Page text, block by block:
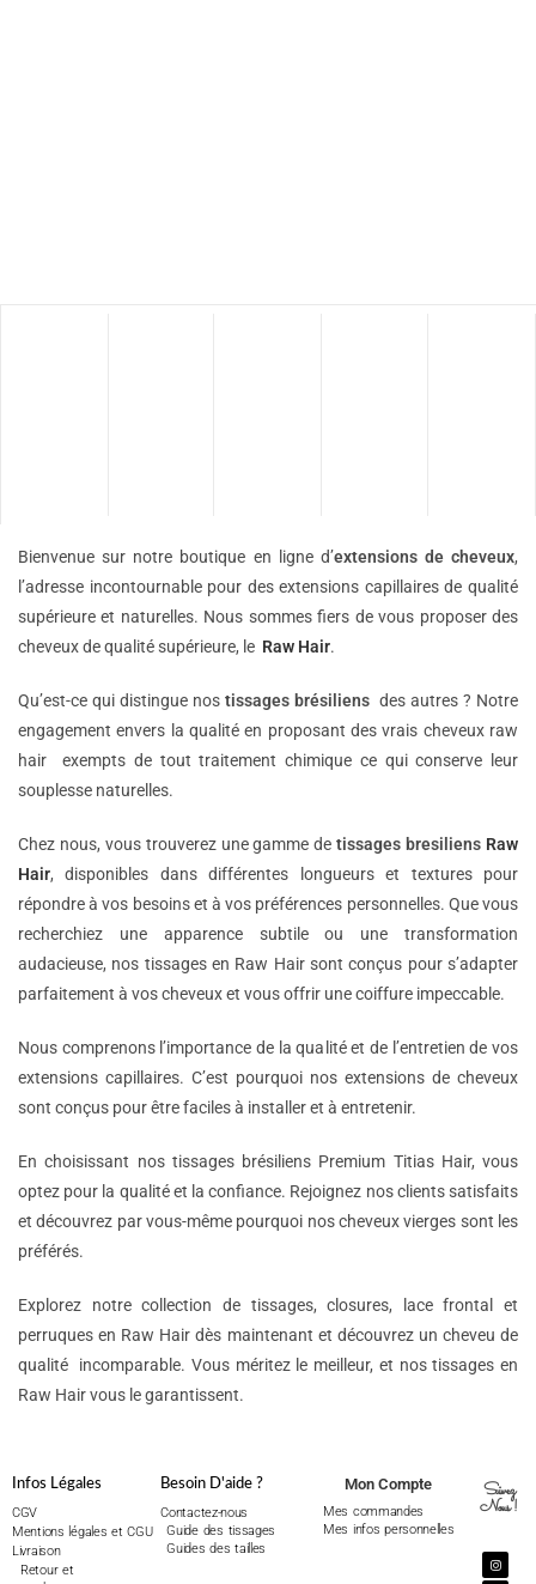
Bienvenue sur notre boutique en ligne d’extensions decheveux,
l’adresse incontournable pour des extensions capillaires de qualité
supérieure et naturelles. Nous sommes fiers de vous proposer des
cheveux de qualité supérieure, le Raw Hair.
Qu’est-ce qui distingue nos tissages brésiliens des autres ? Notre
engagement envers la qualité en proposant des vrais cheveux raw
hair exempts de tout traitement chimique ce qui conserve leur
souplesse naturelles.
Chez nous, vous trouverez une gamme detissages bresiliens Raw
Hair, disponibles dans différentes longueurs et textures pour
répondre à vos besoins et à vos préférences personnelles. Que vous
recherchiez une apparence subtile ou une transformation
audacieuse, nos tissages en Raw Hair sont conçus pour s’adapter
parfaitement à vos cheveux et vous offrir une coiffure impeccable.
Nous comprenons l’importance de la qualité et de l’entretien de vos
extensions capillaires. C’est pourquoi nos extensions de cheveux
sont conçus pour être faciles à installer et à entretenir.
En choisissant nos tissages brésiliens Premium Titias Hair, vous
optez pour la qualité et la confiance. Rejoignez nos clients satisfaits
et découvrez par vous-même pourquoi nos cheveux vierges sont les
préférés.
Explorez notre collection de tissages, closures, lace frontal et
perruques en Raw Hair dès maintenant et découvrez un cheveu de
qualité incomparable. Vous méritez le meilleur, et nos tissages en
Raw Hair vous le garantissent.
Infos Légales
CGV
Mentions légales et CGU
Livraison
Retour et
Besoin D'aide ?
Contactez-nous
Guide des tissages
Guides des tailles
Mon Compte
Mes commandes
Mes infos personnelles
Suivez
Nous !